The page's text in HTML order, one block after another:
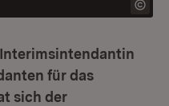
für das
sich der